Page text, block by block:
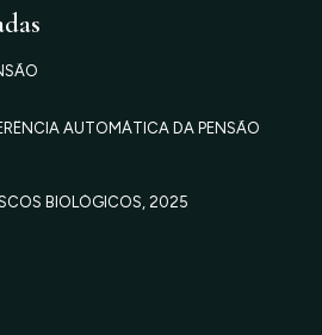
AUTOMÁTICA DA PENSÃO
BIOLÓGICOS, 2025